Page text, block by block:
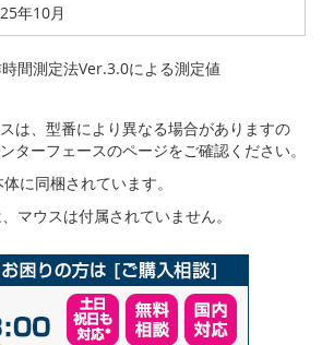
年10月
間測定法Ver.3.0による測定値
は、型番により異なる場合がありますの
ターフェースのページをご確認ください。
に同梱されています。
マウスは付属されていません。